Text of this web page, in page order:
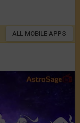
ALL MOBILE APPS